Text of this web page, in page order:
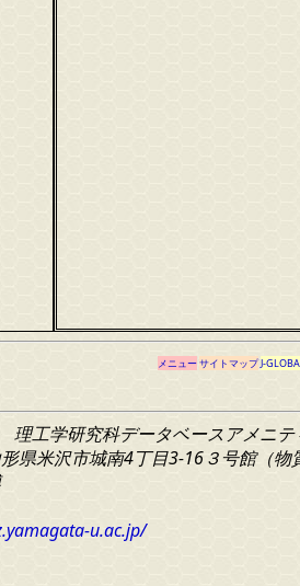
メニューサイトマップJ-
理工学研究科データベースアメニテ
県米沢市城南4丁目3-16３号館（物
u.ac.jp/